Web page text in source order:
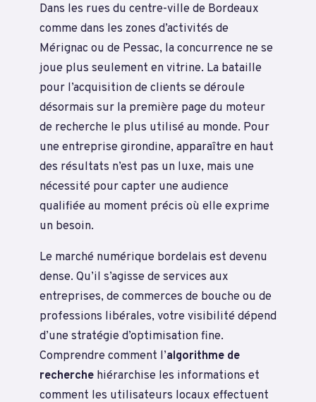
Dans les rues du centre-ville de Bordeaux
comme dans les zones d’activités de
Mérignac ou de Pessac, la concurrence ne se
joue plus seulement en vitrine. La bataille
pour l’acquisition de clients se déroule
désormais sur la première page du moteur
de recherche le plus utilisé au monde. Pour
une entreprise girondine, apparaître en haut
des résultats n’est pas un luxe, mais une
nécessité pour capter une audience
qualifiée au moment précis où elle exprime
un besoin.
Le marché numérique bordelais est devenu
dense. Qu’il s’agisse de services aux
entreprises, de commerces de bouche ou de
professions libérales, votre visibilité dépend
d’une stratégie d’optimisation fine.
Comprendre comment l’algorithme de
recherche hiérarchise les informations et
comment les utilisateurs locaux effectuent